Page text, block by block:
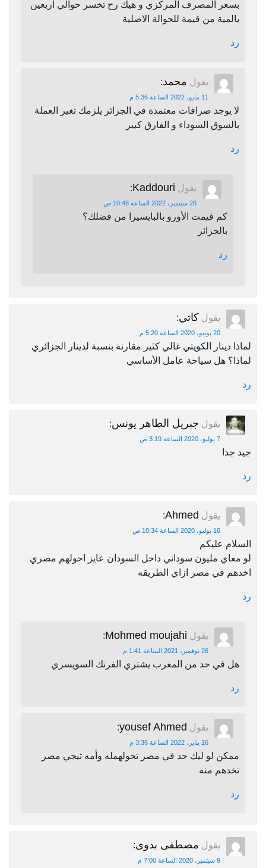
بسعر المصرف المركزي و هيك رح تخسر حوالي اربعين
يالمية من قيمة للحوالة الاصلية
رد
يقول محمد:
11 مايو، 2022 الساعة 5:36 م
لا يوجد صرافات معتمدة في الجزائر يلزمك تغير العملة
بالسوق السوداء و الفارق كبير
رد
يقول Kaddouri
:
26 سبتمبر، 2022 الساعة 10:48 ص
كم قيمت الأورو بالبايسيرا من فضلك؟
بالجزائر
رد
يقول كاتي:
20 يونيو، 2020 الساعة 5:20 م
لماذا دينار الكويتي غالي كثير مقارنة بنسبة لدينار الجزائري
لماذا؟ هل سياحة عامل الأساسي
رد
يقول جبريل الطاهر يونس:
7 يوليو، 2020 الساعة 3:19 ص
جيد جدا
رد
يقول Ahmed
:
16 يوليو، 2020 الساعة 10:34 ص
السلام عليكم
لو معاي مليون سوداني داخل السودان عايز احولهم مصري
اخدهم في مصر ازاي الطريقه
رد
يقول Mohmed moujahi
:
26 نوفمبر، 2021 الساعة 1:41 م
هل في حد من المغرب يشتري الفرنك السويسري
رد
يقول yousef Ahmed
:
16 يناير، 2022 الساعة 3:36 م
ممكن لو ليك حد في مصر تحولهمله وأمه تيجي مصر
تخدهم منه
رد
يقول مصطفى بدوى:
9 سبتمبر، 2020 الساعة 7:00 م